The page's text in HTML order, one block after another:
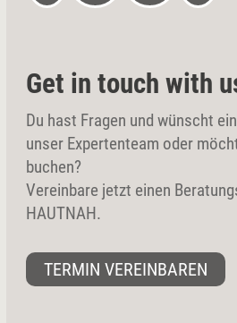
Get in touch with
Du hast Fragen und wünscht
unser Expertenteam oder
buchen?
Vereinbare jetzt einen
HAUTNAH.
TERMIN VEREINBAREN